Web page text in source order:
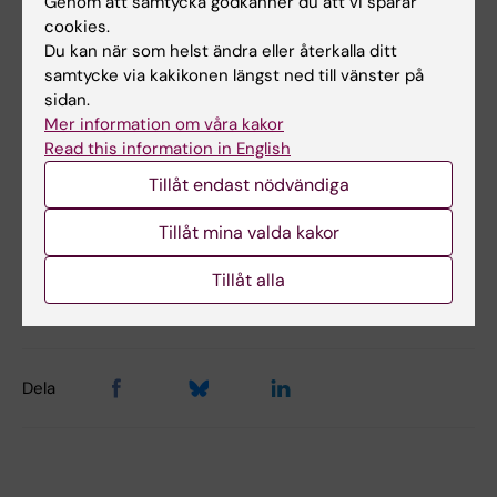
Hernlund,Walid Fayad, Angelo De Milito, Maria
Hägg Olofsson,Vladimir Gogvadze, Long Dang,
Sven Påhlman, Leoni A. Kunz Schughart, Linda
Rickardson, Padraig D’Arcy, Joachim Gullbo,
Peter Nygren, Rolf Larsson & Stig Linder
Nature Communications
, online 18 February
2014, doi: 10.1038/ncomms4295
Webb Admin 2014-02-19
Dela
cookies.
Du kan när som helst ändra eller återkalla ditt
samtycke via kakikonen längst ned till vänster på
sidan.
Mer information om våra kakor
Read this information in English
Tillåt endast nödvändiga
Tillåt mina valda kakor
Tillåt alla